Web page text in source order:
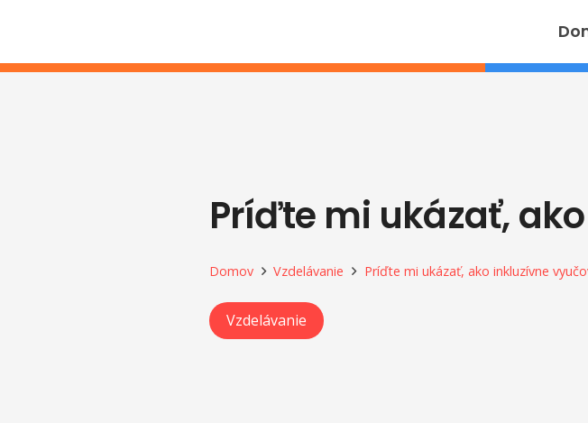
Príďte mi ukázať,
Domov Vzdelávanie Príďte mi ukázať, ako inkluzívne
Vzdelávanie